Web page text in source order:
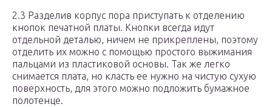
2.3 Разделив корпус пора приступать к отделению
кнопок печатной платы. Кнопки всегда идут
отдельной деталью, ничем не прикреплены, поэтому
отделить их можно с помощью простого выжимания
пальцами из пластиковой основы. Так же легко
снимается плата, но класть ее нужно на чистую сухую
поверхность, для этого можно подложить бумажное
полотенце.